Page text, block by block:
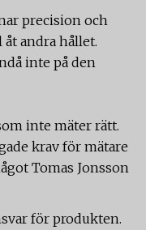
precision och
andra hållet.
inte på den
inte mäter rätt.
krav för mätare
Tomas Jonsson
för produkten.